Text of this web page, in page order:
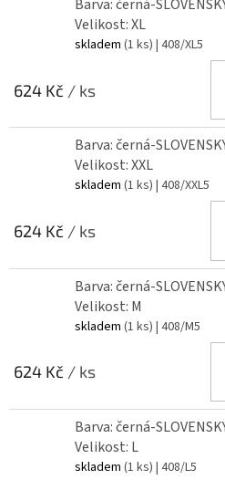
Barva: černá-
Velikost: XL
skladem (1 ks) | 408/XL5
624 Kč / ks
Barva: černá-
Velikost: XXL
skladem (1 ks) | 408/XXL5
624 Kč / ks
Barva: černá-
Velikost: M
skladem (1 ks) | 408/M5
624 Kč / ks
Barva: černá-
Velikost: L
skladem (1 ks) | 408/L5